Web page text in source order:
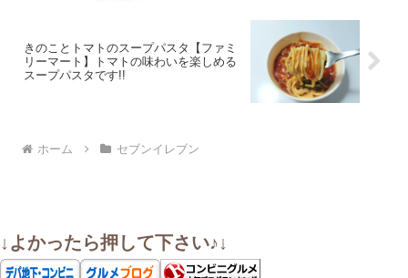
きのことトマトのスープパスタ【ファミ
リーマート】トマトの味わいを楽しめる
スープパスタです!!
ホーム セブンイレブン
↓よかったら押して下さい♪↓